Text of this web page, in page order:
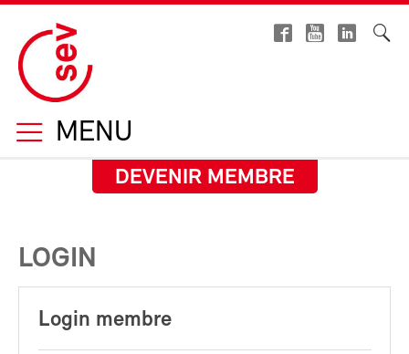
MENU
DEVENIR MEMBRE
LOGIN
Login membre